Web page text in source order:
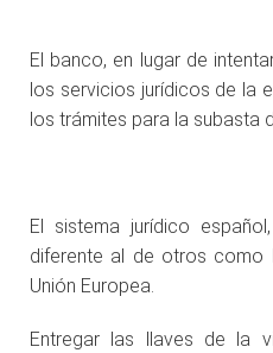
El banco, en lugar de
los servicios jurídicos de la
los trámites para la subasta
El sistema jurídico
diferente al de otros como
Unión Europea.
Entregar las llaves de la